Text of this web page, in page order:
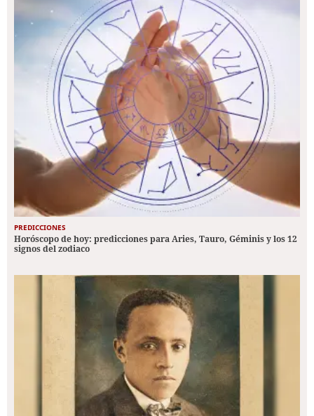
PREDICCIONES
Horóscopo de hoy: predicciones para Aries, Tauro, Géminis y los 12
signos del zodiaco